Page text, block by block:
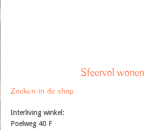
Sfeervol wonen
Zoeken in de shop
Interliving winkel:
Poelweg 40 F